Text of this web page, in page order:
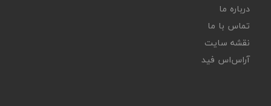
درباره ما
تماس با ما
نقشه سایت
آر‌اس‌اس فید